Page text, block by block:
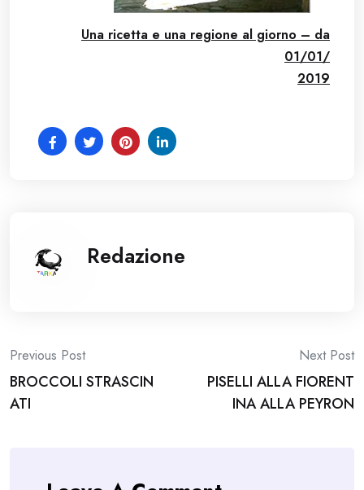
Una ricetta e una regione al giorno – da
01/01/
2019
Redazione
Post
navigation
Previous Post
BROCCOLI STRASCIN
ATI
Next Post
PISELLI ALLA FIORENT
INA ALLA PEYRON